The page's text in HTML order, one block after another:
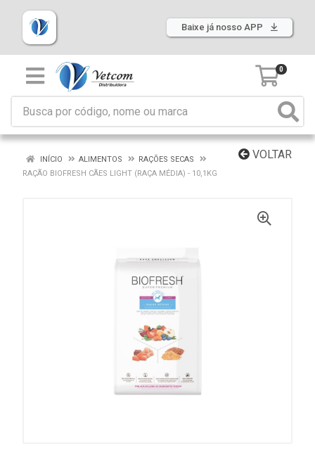
Baixe já nosso APP
0
VOLTAR
INÍCIO ALIMENTOS
RAÇÕES SECAS
RAÇÃO BIOFRESH CÃES LIGHT (RAÇA MÉDIA) - 10,1KG